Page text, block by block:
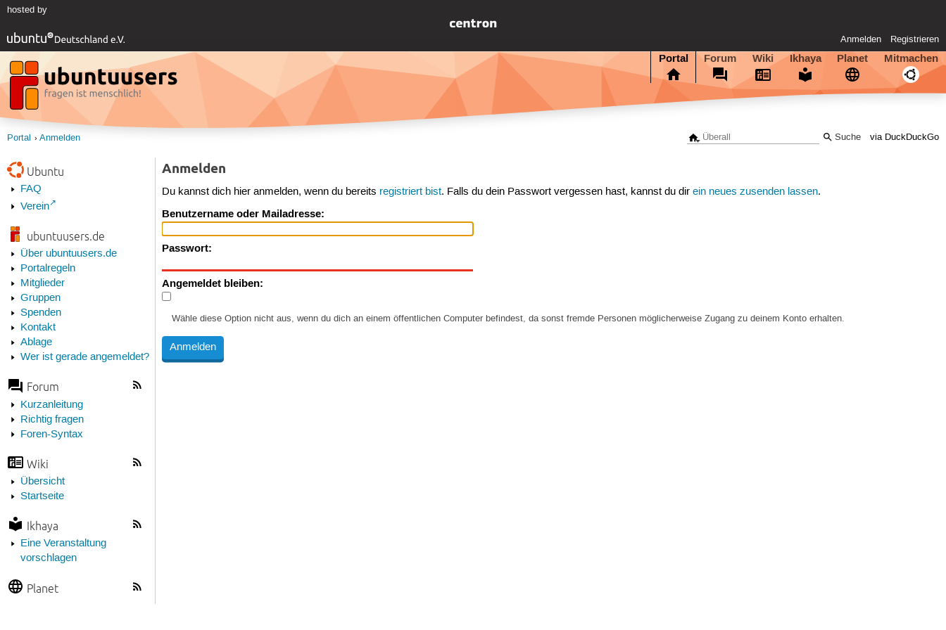
hosted by
Anmelden Registrieren
Portal Forum Wiki Ikhaya Planet Mitmachen
via DuckDuckGo
Portal Anmelden
Ubuntu
FAQ
Verein
ubuntuusers.de
Über ubuntuusers.de
Portalregeln
Mitglieder
Gruppen
Spenden
Kontakt
Ablage
Wer ist gerade angemeldet?
Forum
Kurzanleitung
Richtig fragen
Foren-Syntax
Wiki
Übersicht
Startseite
Ikhaya
Eine Veranstaltung
vorschlagen
Planet
Anmelden
Du kannst dich hier anmelden, wenn du bereits registriert bist. Falls du dein Passwort vergessen hast, kannst du direin neues zusenden lassen.
Benutzername oder Mailadresse:
Passwort:
Angemeldet bleiben:
Wähle diese Option nicht aus, wenn du dich an einem öffentlichen Computer befindest, da sonst fremde Personen möglicherweise Zugang zu deinem Konto erhalten.